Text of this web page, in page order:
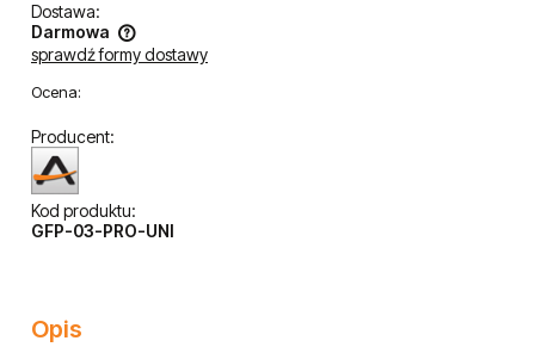
Dostawa:
Darmowa
Cena nie zawiera ewentualnych kosztów płatności
sprawdź formy dostawy
Ocena:
Producent:
Kod produktu:
GFP-03-PRO-UNI
Opis